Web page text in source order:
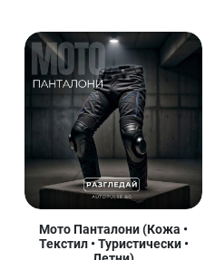
Мото Панталони (Кожа •
Текстил • Туристически •